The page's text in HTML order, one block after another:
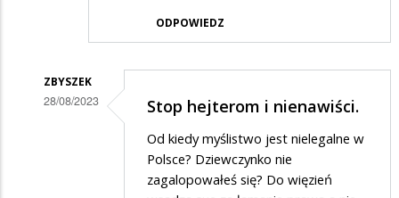
ODPOWIEDZ
ZBYSZEK
28/08/2023 Stop hejterom i nienawiści.
Od kiedy myślistwo jest nielegalne w
Polsce? Dziewczynko nie
zagalopowałeś się? Do więzień